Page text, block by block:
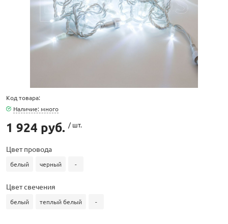
Код товара:
Наличие: много
1 924 руб. / шт.
Цвет провода
белый черный -
Цвет свечения
белый теплый белый -